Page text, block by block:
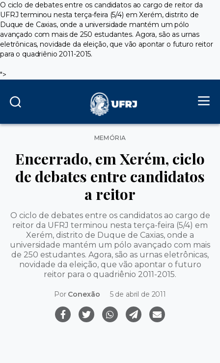
O ciclo de debates entre os candidatos ao cargo de reitor da
UFRJ terminou nesta terça-feira (5/4) em Xerém, distrito de
Duque de Caxias, onde a universidade mantém um pólo
avançado com mais de 250 estudantes. Agora, são as urnas
eletrônicas, novidade da eleição, que vão apontar o futuro reitor
para o quadriênio 2011-2015.
">
Categorias
MEMÓRIA
Encerrado, em Xerém, ciclo
de debates entre candidatos
a reitor
O ciclo de debates entre os candidatos ao cargo de
reitor da UFRJ terminou nesta terça-feira (5/4) em
Xerém, distrito de Duque de Caxias, onde a
universidade mantém um pólo avançado com mais
de 250 estudantes. Agora, são as urnas eletrônicas,
novidade da eleição, que vão apontar o futuro
reitor para o quadriênio 2011-2015.
Por Conexão 5 de abril de 2011